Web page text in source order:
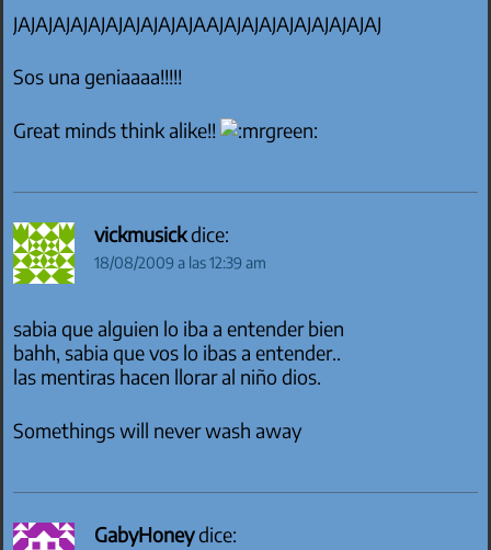
JAJAJAJAJAJAJAJAJAJAJAAJAJAJAJAJAJAJAJAJAJ
Sos una geniaaaa!!!!!
Great minds think alike!!
vickmusickdice:
18/08/2009 a las 12:39 am
sabia que alguien lo iba a entender bien
bahh, sabia que vos lo ibas a entender..
las mentiras hacen llorar al niño dios.
Somethings will never wash away
GabyHoneydice: